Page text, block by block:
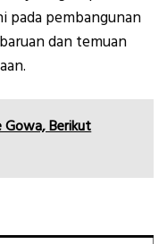
pada pembangunan
dan temuan
Gowa, Berikut